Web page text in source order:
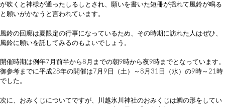
が吹くと神様が通ったしるしとされ、願いを書いた短冊が揺れて風鈴が鳴る
と願いがかなうと言われています。
風鈴の回廊は夏限定の行事になっているため、その時期に訪れた人はぜひ、
風鈴に願いを託してみるのもよいでしょう。
開催時期は例年7月前半から8月までの朝9時から夜9時までとなっています。
御参考までに平成28年の開催は7月9日（土）～8月31日（水）の9時～21時
でした。
次に、おみくじについてですが、川越氷川神社のおみくじは鯛の形をしてい